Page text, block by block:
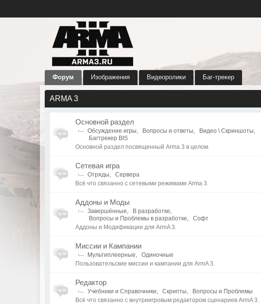
Форум Изображения Видеоролики Баг-трекер
ARMA 3
Основной раздел
Обсуждение игры, Вопросы и ответы, Видео \ Скриншоты,
Багтрекер BIS
Основной раздел посвященный Arma 3 в целом.
Сетевая игра
Отряды,
Сервера
Всё что связанно с сетевыми режимами Arma 3.
Аддоны и Моды
Завершённые, В разработке,
Вопросы и Проблемы в разработке,
Софт
Аддоны и Модификации для ArmA 3.
Миссии и Кампании
Мультиплеерные,
Одиночные
Пользовательские миссии и кампании для ArmA 3.
Редактор
Учебники и Справочники, Скрипты,
Вопросы и Проблемы
Всё что связанно с внутриигровым редактором сценариев ArmA 3.